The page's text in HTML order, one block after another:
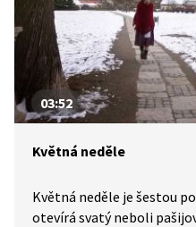
03:52
Květná neděle
Květná neděle je šestou
otevírá svatý neboli